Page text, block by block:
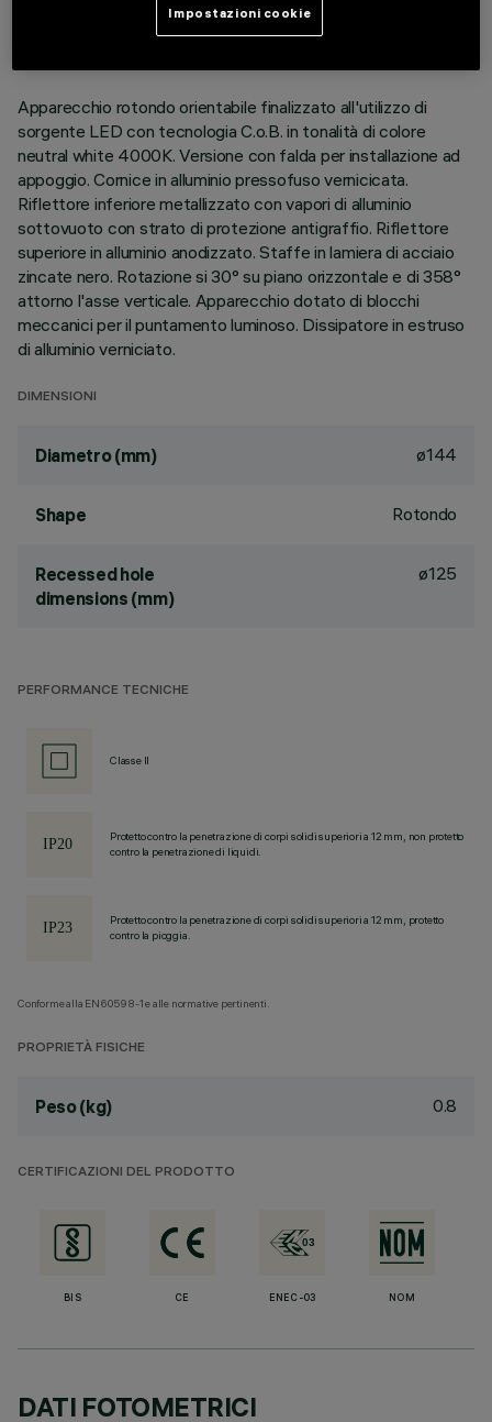
ULTIMO AGGIORNAMENTO: 01/08/2026
Apparecchio rotondo orientabile finalizzato all'utilizzo di
sorgente LED con tecnologia C.o.B. in tonalità di colore
neutral white 4000K. Versione con falda per installazione ad
appoggio. Cornice in alluminio pressofuso vernicicata.
Riflettore inferiore metallizzato con vapori di alluminio
sottovuoto con strato di protezione antigraffio. Riflettore
superiore in alluminio anodizzato. Staffe in lamiera di acciaio
zincate nero. Rotazione si 30° su piano orizzontale e di 358°
attorno l'asse verticale. Apparecchio dotato di blocchi
meccanici per il puntamento luminoso. Dissipatore in estruso
di alluminio verniciato.
DIMENSIONI
Diametro (mm) ø144
Shape Rotondo
Recessed hole
dimensions (mm)
ø125
PERFORMANCE TECNICHE
Classe II
Protetto contro la penetrazione di corpi solidi superiori a 12 mm, non protetto
contro la penetrazione di liquidi.
Protetto contro la penetrazione di corpi solidi superiori a 12 mm, protetto
contro la pioggia.
Conforme alla EN60598-1 e alle normative pertinenti.
PROPRIETÀ FISICHE
Peso (kg) 0.8
CERTIFICAZIONI DEL PRODOTTO
BIS CE ENEC-03 NOM
DATI FOTOMETRICI
Impostazioni cookie